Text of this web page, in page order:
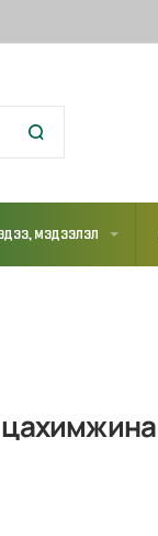
МЭДЭЭЛЭЛ
цахимжина